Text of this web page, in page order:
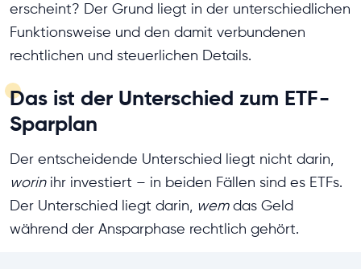
erscheint? Der Grund liegt in der unterschiedlichen
Funktionsweise und den damit verbundenen
rechtlichen und steuerlichen Details.
Das ist der Unterschied zum ETF-
Sparplan
Der entscheidende Unterschied liegt nicht darin,
worinihr investiert – in beiden Fällen sind es ETFs.
Der Unterschied liegt darin, wemdas Geld
während der Ansparphase rechtlich gehört.